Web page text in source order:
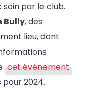
par le club.
Bully, des
lieu, dont
cet événement
2024.